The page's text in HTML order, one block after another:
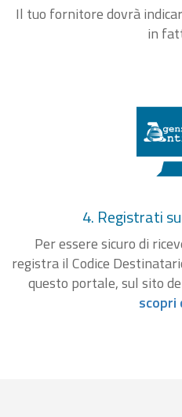
Il tuo fornitore dovrà
in
4. Registrati
Per essere sicuro di
registra il Codice
questo portale, sul sito
scopri